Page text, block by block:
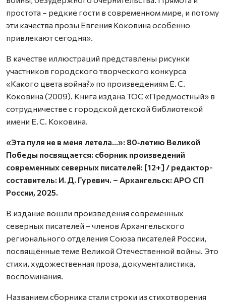
простота – редкие гости в современном мире, и потому
эти качества прозы Евгения Коковина особенно
привлекают сегодня».
В качестве иллюстраций представлены рисунки
участников городского творческого конкурса
«Какого цвета война?» по произведениям Е. С.
Коковина (2009). Книга издана ТОС «Предмостный» в
сотрудничестве с городской детской библиотекой
имени Е. С. Коковина.
«Эта пуля не в меня летела…»: 80‑летию Великой
Победы посвящается: сборник произведений
современных северных писателей: [12+] / редактор-
составитель: И. Д. Гуревич. – Архангельск: АРО СП
России, 2025.
В издание вошли произведения современных
северных писателей – членов Архангельского
регионального отделения Союза писателей России,
посвящённые теме Великой Отечественной войны. Это
стихи, художественная проза, документалистика,
воспоминания.
Названием сборника стали строки из стихотворения